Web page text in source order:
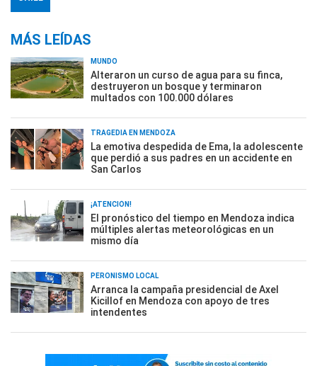
MÁS LEÍDAS
MUNDO
Alteraron un curso de agua para su finca,
destruyeron un bosque y terminaron
multados con 100.000 dólares
TRAGEDIA EN MENDOZA
La emotiva despedida de Ema, la adolescente
que perdió a sus padres en un accidente en
San Carlos
¡ATENCIÓN!
El pronóstico del tiempo en Mendoza indica
múltiples alertas meteorológicas en un
mismo día
PERONISMO LOCAL
Arranca la campaña presidencial de Axel
Kicillof en Mendoza con apoyo de tres
intendentes